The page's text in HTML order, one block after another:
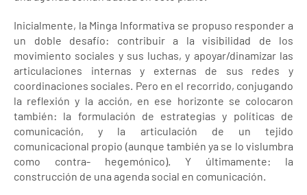
Inicialmente, la Minga Informativa se propuso responder a
un doble desafío: contribuir a la visibilidad de los
movimiento sociales y sus luchas, y apoyar/dinamizar las
articulaciones internas y externas de sus redes y
coordinaciones sociales. Pero en el recorrido, conjugando
la reflexión y la acción, en ese horizonte se colocaron
también: la formulación de estrategias y políticas de
comunicación, y la articulación de un tejido
comunicacional propio (aunque también ya se lo vislumbra
como contra- hegemónico). Y últimamente: la
construcción de una agenda social en comunicación.